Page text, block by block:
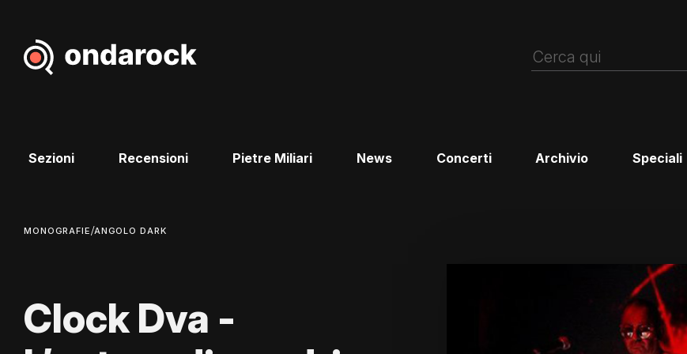
Sezioni Recensioni Pietre Miliari News Concerti Archivio Speciali
MONOGRAFIE/ANGOLO DARK
Clock Dva -